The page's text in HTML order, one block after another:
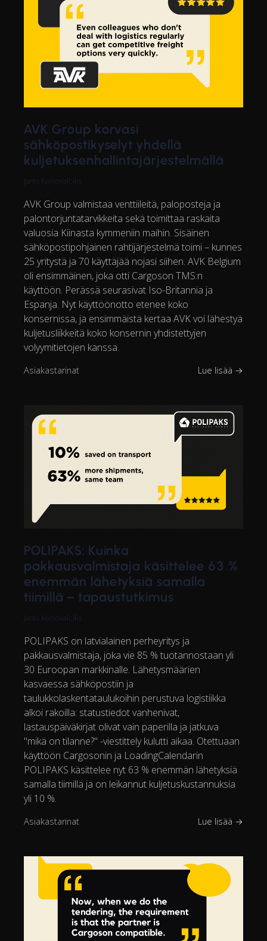
AVK Group korvasi
sähköpostikyselyt yhdellä
kuljetuksenhallintajärjestelmällä
Janis Konovalciks
AVK Group valmistaa venttiileitä, paloposteja ja
palontorjuntatarvikkeita sekä toimittaa raskaita
valuosia Kiinasta kymmeniin maihin. Sisäinen
sähköpostipohjainen rahtijärjestelmä toimi – kunnes
25 yritystä ja 70 käyttäjää nojasi siihen. AVK Belgium
oli ensimmäinen, joka otti Cargoson TMS:n
käyttöön. Perässä seurasivat Iso-Britannia ja
Espanja. Nyt käyttöönotto etenee koko
konsernissa, ja ensimmäistä kertaa AVK voi lähestyä
kuljetusliikkeitä koko konsernin yhdistettyjen
volyymitietojen kanssa.
Asiakastarinat Lue lisää →
POLIPAKS: Kuinka
pakkausvalmistaja käsittelee 63 %
enemmän lähetyksiä samalla
tiimillä – tapaustutkimus
Janis Konovalciks
POLIPAKS on latvialainen perheyritys ja
pakkausvalmistaja, joka vie 85 % tuotannostaan yli
30 Euroopan markkinalle. Lähetysmäärien
kasvaessa sähköpostiin ja
taulukkolaskentataulukoihin perustuva logistiikka
alkoi rakoilla: statustiedot vanhenivat,
lastauspäiväkirjat olivat vain paperilla ja jatkuva
"mikä on tilanne?" -viestittely kulutti aikaa. Otettuaan
käyttöön Cargosonin ja LoadingCalendarin
POLIPAKS käsittelee nyt 63 % enemmän lähetyksiä
samalla tiimillä ja on leikannut kuljetuskustannuksia
yli 10 %.
Asiakastarinat Lue lisää →